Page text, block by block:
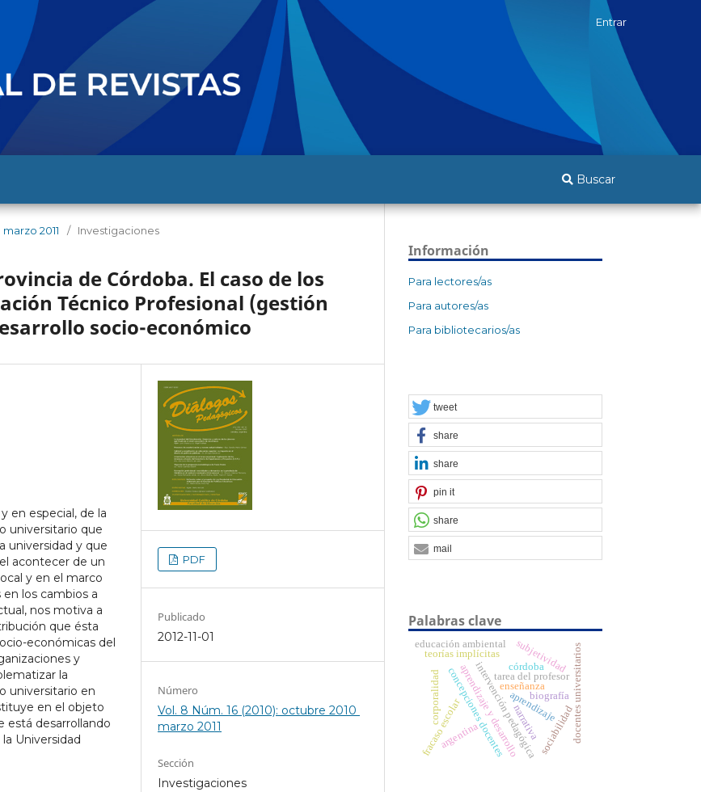
Buscar
Entrar
2011 / Investigaciones
de Córdoba. El caso de los
Técnico Profesional (gestión
socio-económico
en especial, de la
universitario que
universidad y que
acontecer de un
y en el marco
los cambios a
nos motiva a
que ésta
económicas del
y
la
universitario en
en el objeto
desarrollando
Universidad
PDF
Publicado
2012-11-01
Número
Vol. 8 Núm. 16 (2010): octubre 2010 
marzo 2011
Sección
Investigaciones
Información
Para lectores/as
Para autores/as
Para bibliotecarios/as
tweet
share
share
pin it
share
mail
Palabras clave
intervención pedagógica
aprendizaje y desarrollotarea del profesor
enseñanza
docentes universitarios
teorías implícitas
concepciones docentesaprendizaje
fracaso escolar
subjetividad
sociabilidad
corporalidad biografía
narrativa
educación ambiental
argentina
córdoba